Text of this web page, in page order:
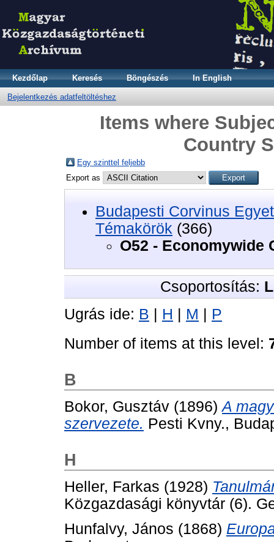
Kezdőlap Keresés Böngészés In English
Bejelentkezés adatfeltöltéshez
Items where
Country
Egy szinttel feljebb
Export as
Budapesti Corvinus
Témakörök (366)
O52 - Economywide
Csoportosítás:
Ugrás ide: B H M
P
Number of items at this level:
B
Bokor, Gusztáv (1896)A
szervezete. Pesti Kvny.,
H
Heller, Farkas (1928)
Közgazdasági könyvtár (6).
Hunfalvy, János (1868)